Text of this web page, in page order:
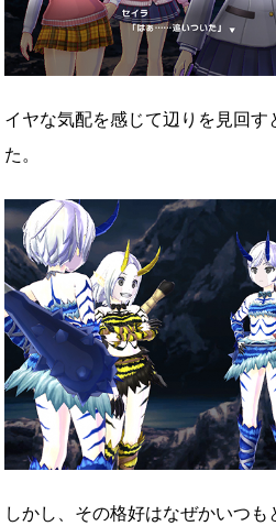
イヤな気配を感じて辺りを見回
た。
しかし、その格好はなぜかいつ